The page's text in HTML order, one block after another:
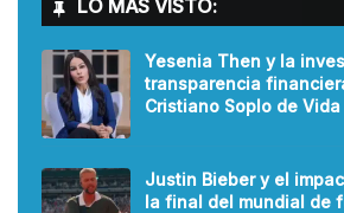
LO MÁS VISTO:
Yesenia Then y la
transparencia
Cristiano Soplo de Vida
Justin Bieber y el
la final del mundial de